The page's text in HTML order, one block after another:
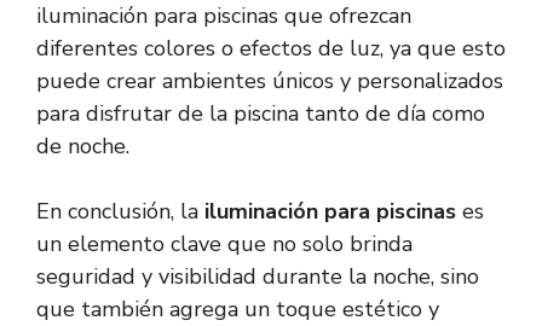
iluminación para piscinas que ofrezcan
diferentes colores o efectos de luz, ya que esto
puede crear ambientes únicos y personalizados
para disfrutar de la piscina tanto de día como
de noche.
En conclusión, la iluminación para piscinas es
un elemento clave que no solo brinda
seguridad y visibilidad durante la noche, sino
que también agrega un toque estético y